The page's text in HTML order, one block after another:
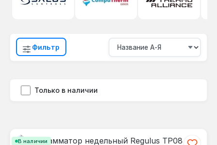
Фильтр
Только в наличии
В наличии